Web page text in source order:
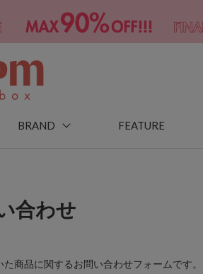
BRAND FEATURE
合わせ
商品に関するお問い合わせフォームです。